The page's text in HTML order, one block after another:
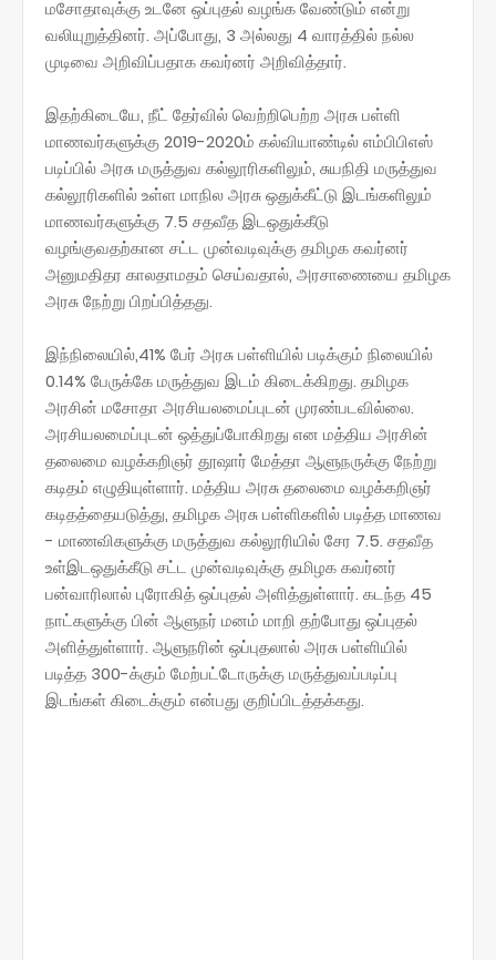
மசோதாவுக்கு உடனே ஒப்புதல் வழங்க வேண்டும் என்று
வலியுறுத்தினர். அப்போது, 3 அல்லது 4 வாரத்தில் நல்ல
முடிவை அறிவிப்பதாக கவர்னர் அறிவித்தார்.
இதற்கிடையே, நீட் தேர்வில் வெற்றிபெற்ற அரசு பள்ளி
மாணவர்களுக்கு 2019-2020ம் கல்வியாண்டில் எம்பிபிஎஸ்
படிப்பில் அரசு மருத்துவ கல்லூரிகளிலும், சுயநிதி மருத்துவ
கல்லூரிகளில் உள்ள மாநில அரசு ஒதுக்கீட்டு இடங்களிலும்
மாணவர்களுக்கு 7.5 சதவீத இடஒதுக்கீடு
வழங்குவதற்கான சட்ட முன்வடிவுக்கு தமிழக கவர்னர்
அனுமதிதர காலதாமதம் செய்வதால், அரசாணையை தமிழக
அரசு நேற்று பிறப்பித்தது.
இந்நிலையில்,41% பேர் அரசு பள்ளியில் படிக்கும் நிலையில்
0.14% பேருக்கே மருத்துவ இடம் கிடைக்கிறது. தமிழக
அரசின் மசோதா அரசியலமைப்புடன் முரண்படவில்லை.
அரசியலமைப்புடன் ஒத்துப்போகிறது என மத்திய அரசின்
தலைமை வழக்கறிஞர் தூஷார் மேத்தா ஆளுநருக்கு நேற்று
கடிதம் எழுதியுள்ளார். மத்திய அரசு தலைமை வழக்கறிஞர்
கடிதத்தையடுத்து, தமிழக அரசு பள்ளிகளில் படித்த மாணவ
- மாணவிகளுக்கு மருத்துவ கல்லூரியில் சேர 7.5. சதவீத
உள்இடஒதுக்கீடு சட்ட முன்வடிவுக்கு தமிழக கவர்னர்
பன்வாரிலால் புரோகித் ஒப்புதல் அளித்துள்ளார். கடந்த 45
நாட்களுக்கு பின் ஆளுநர் மனம் மாறி தற்போது ஒப்புதல்
அளித்துள்ளார். ஆளுநரின் ஒப்புதலால் அரசு பள்ளியில்
படித்த 300-க்கும் மேற்பட்டோருக்கு மருத்துவப்படிப்பு
இடங்கள் கிடைக்கும் என்பது குறிப்பிடத்தக்கது.